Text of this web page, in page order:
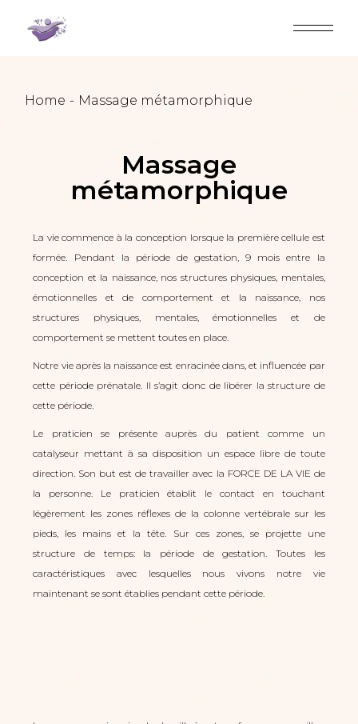
Home Massage métamorphique
Massage
métamorphique
La vie commence à la conception lorsque la première cellule est
formée. Pendant la période de gestation, 9 mois entre la
conception et la naissance, nos structures physiques, mentales,
émotionnelles et de comportement et la naissance, nos
structures physiques, mentales, émotionnelles et de
comportement se mettent toutes en place.
Notre vie après la naissance est enracinée dans, et influencée par
cette période prénatale. Il s’agit donc de libérer la structure de
cette période.
Le praticien se présente auprès du patient comme un
catalyseur mettant à sa disposition un espace libre de toute
direction. Son but est de travailler avec la FORCE DE LA VIE de
la personne. Le praticien établit le contact en touchant
légèrement les zones réflexes de la colonne vertébrale sur les
pieds, les mains et la tête. Sur ces zones, se projette une
structure de temps: la période de gestation. Toutes les
caractéristiques avec lesquelles nous vivons notre vie
maintenant se sont établies pendant cette période.